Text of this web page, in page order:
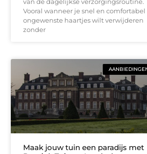
Vooral wanneer je snel en comfortabel
ongewenste haartjes wilt verwijderen
zonder
Maak jouw tuin een paradijs met